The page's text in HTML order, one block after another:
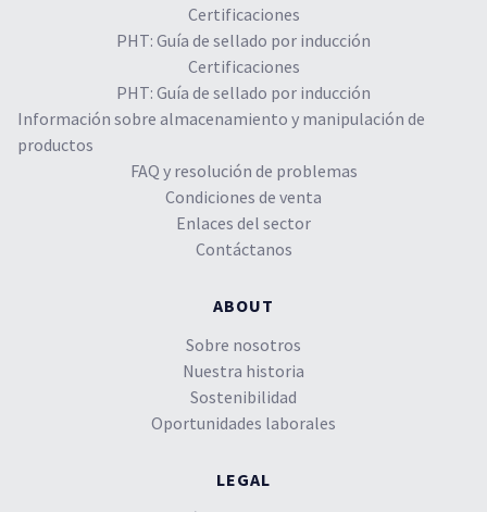
Certificaciones
PHT: Guía de sellado por inducción
Certificaciones
PHT: Guía de sellado por inducción
Información sobre almacenamiento y manipulación de
productos
FAQ y resolución de problemas
Condiciones de venta
Enlaces del sector
Contáctanos
ABOUT
Sobre nosotros
Nuestra historia
Sostenibilidad
Oportunidades laborales
LEGAL